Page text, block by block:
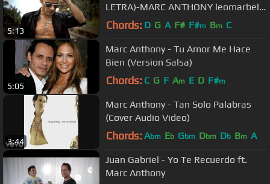
5:13
LETRA)-MARC ANTHONY leomarbel
HD
Chords: D G A F# F#m Bm C
5:05
Marc Anthony - Tu Amor Me Hace
Bien (Version Salsa)
Chords: C G F Am E D F#m
3:44
Marc Anthony - Tan Solo Palabras
(Cover Audio Video)
Chords: Abm Eb Gbm Dbm Db Bm A
Juan Gabriel - Yo Te Recuerdo ft.
Marc Anthony